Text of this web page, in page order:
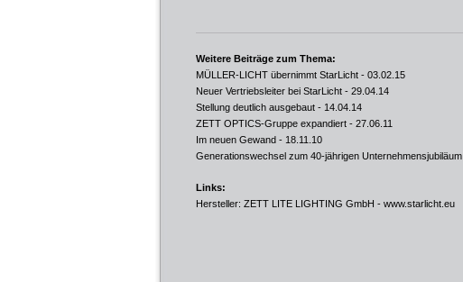
Weitere Beiträge zum Thema:
MÜLLER-LICHT übernimmt StarLicht - 03.02.15
Neuer Vertriebsleiter bei StarLicht - 29.04.14
Stellung deutlich ausgebaut - 14.04.14
ZETT OPTICS-Gruppe expandiert - 27.06.11
Im neuen Gewand - 18.11.10
Generationswechsel zum 40-jährigen Unternehmensjubiläum
Links:
Hersteller: ZETT LITE LIGHTING GmbH - www.starlicht.eu